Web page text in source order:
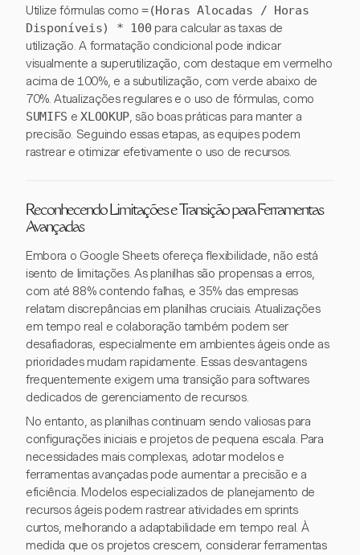
Utilize fórmulas como =(Horas Alocadas / Horas
Disponíveis) * 100 para calcular as taxas de
utilização. A formatação condicional pode indicar
visualmente a superutilização, com destaque em vermelho
acima de 100%, e a subutilização, com verde abaixo de
70%. Atualizações regulares e o uso de fórmulas, como
SUMIFS eXLOOKUP, são boas práticas para manter a
precisão. Seguindo essas etapas, as equipes podem
rastrear e otimizar efetivamente o uso de recursos.
Reconhecendo Limitações e Transição para Ferramentas
Avançadas
Embora o Google Sheets ofereça flexibilidade, não está
isento de limitações. As planilhas são propensas a erros,
com até 88% contendo falhas, e 35% das empresas
relatam discrepâncias em planilhas cruciais. Atualizações
em tempo real e colaboração também podem ser
desafiadoras, especialmente em ambientes ágeis onde as
prioridades mudam rapidamente. Essas desvantagens
frequentemente exigem uma transição para softwares
dedicados de gerenciamento de recursos.
No entanto, as planilhas continuam sendo valiosas para
configurações iniciais e projetos de pequena escala. Para
necessidades mais complexas, adotar modelos e
ferramentas avançadas pode aumentar a precisão e a
eficiência. Modelos especializados de planejamento de
recursos ágeis podem rastrear atividades em sprints
curtos, melhorando a adaptabilidade em tempo real. À
medida que os projetos crescem, considerar ferramentas